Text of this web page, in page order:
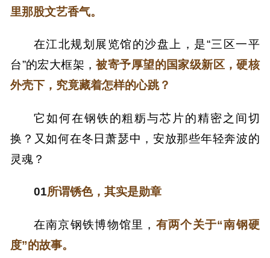
里那股文艺香气。
在江北规划展览馆的沙盘上，是“三区一平
台”的宏大框架，被寄予厚望的国家级新区，硬核
外壳下，究竟藏着怎样的心跳？
它如何在钢铁的粗粝与芯片的精密之间切
换？又如何在冬日萧瑟中，安放那些年轻奔波的
灵魂？
01所谓锈色，其实是勋章
在南京钢铁博物馆里， 有两个关于“南钢硬
度”的故事。